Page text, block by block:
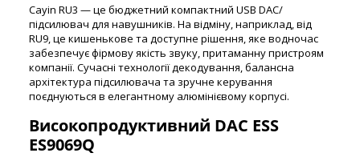
Cayin RU3 — це бюджетний компактний USB DAC/
підсилювач для навушників. На відміну, наприклад, від
RU9, це кишенькове та доступне рішення, яке водночас
забезпечує фірмову якість звуку, притаманну пристроям
компанії. Сучасні технології декодування, балансна
архітектура підсилювача та зручне керування
поєднуються в елегантному алюмінієвому корпусі.
Високопродуктивний DAC ESS
ES9069Q